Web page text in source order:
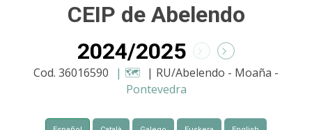
CEIP de Abelendo
2024/2025
Cod. 36016590 | 🗺️ | RU/Abelendo - Moaña -
Pontevedra